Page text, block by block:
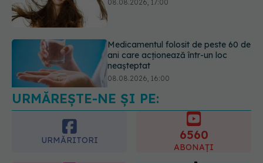
Transpirații nocturne: semnul ignorat
care poate ascunde probleme
serioase de sănătate
08.08.2026, 20:00
URMĂREȘTE-NE ȘI PE:
URMĂRITORI 6560
ABONAȚI